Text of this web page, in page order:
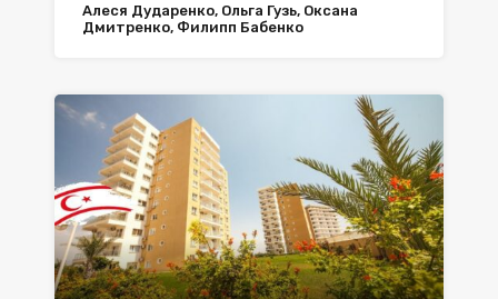
Алеся Дударенко, Ольга Гузь, Оксана
Дмитренко, Филипп Бабенко